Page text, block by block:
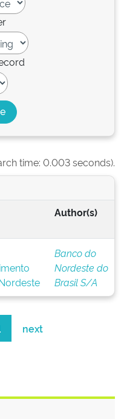
time: 0.003 seconds).
Author(s)
Banco do
Nordeste do
Brasil S/A
next